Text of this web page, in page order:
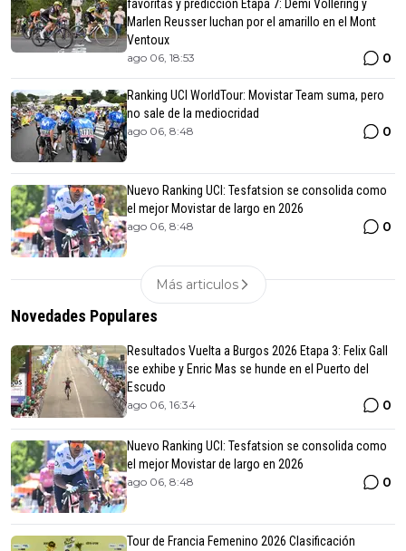
favoritas y predicción Etapa 7: Demi Vollering y
Marlen Reusser luchan por el amarillo en el Mont
Ventoux
ago 06, 18:53 0
Ranking UCI WorldTour: Movistar Team suma, pero
no sale de la mediocridad
ago 06, 8:48 0
Nuevo Ranking UCI: Tesfatsion se consolida como
el mejor Movistar de largo en 2026
ago 06, 8:48 0
Más articulos
Novedades Populares
Resultados Vuelta a Burgos 2026 Etapa 3: Felix Gall
se exhibe y Enric Mas se hunde en el Puerto del
Escudo
ago 06, 16:34 0
Nuevo Ranking UCI: Tesfatsion se consolida como
el mejor Movistar de largo en 2026
ago 06, 8:48 0
Tour de Francia Femenino 2026 Clasificación